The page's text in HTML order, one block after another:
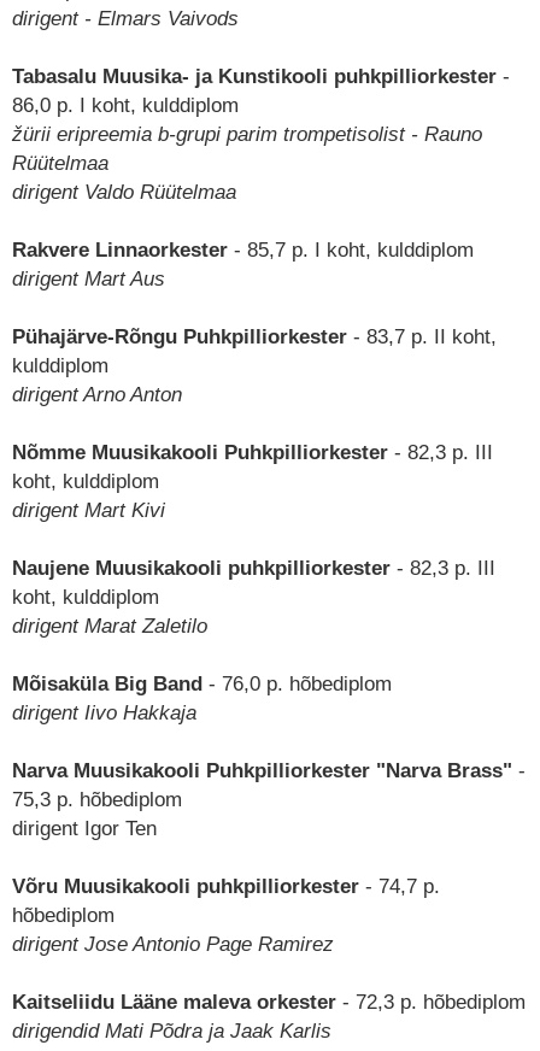
dirigent - Elmars Vaivods
Tabasalu Muusika- ja Kunstikooli puhkpilliorkester -
86,0 p. I koht, kulddiplom
žürii eripreemia b-grupi parim trompetisolist - Rauno
Rüütelmaa
dirigent Valdo Rüütelmaa
Rakvere Linnaorkester - 85,7 p. I koht, kulddiplom
dirigent Mart Aus
Pühajärve-Rõngu Puhkpilliorkester - 83,7 p. II koht,
kulddiplom
dirigent Arno Anton
Nõmme Muusikakooli Puhkpilliorkester - 82,3 p. III
koht, kulddiplom
dirigent Mart Kivi
Naujene Muusikakooli puhkpilliorkester - 82,3 p. III
koht, kulddiplom
dirigent Marat Zaletilo
Mõisaküla Big Band - 76,0 p. hõbediplom
dirigent Iivo Hakkaja
Narva Muusikakooli Puhkpilliorkester "Narva Brass" -
75,3 p. hõbediplom
dirigent Igor Ten
Võru Muusikakooli puhkpilliorkester - 74,7 p.
hõbediplom
dirigent Jose Antonio Page Ramirez
Kaitseliidu Lääne maleva orkester - 72,3 p. hõbediplom
dirigendid Mati Põdra ja Jaak Karlis